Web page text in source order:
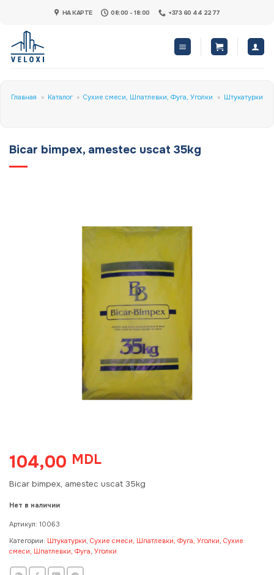
content
НА КАРТЕ 08:00 - 18:00 +373 60 44 22 77
Главная » Каталог » Сухие смеси, Шпатлевки, Фуга, Уголки » Штукатурки
Bicar bimpex, amestec uscat 35kg
104,00 MDL
Bicar bimpex, amestec uscat 35kg
Нет в наличии
Артикул: 10063
Категории: Штукатурки, Сухие смеси, Шпатлевки, Фуга, Уголки, Сухие
смеси, Шпатлевки, Фуга, Уголки